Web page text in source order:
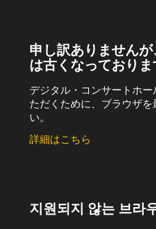
申し訳ありません
は古くなっておりま
デジタル・コンサートホ
ただくために、ブラウザ
い。
詳細はこちら
지원되지 않는 브라